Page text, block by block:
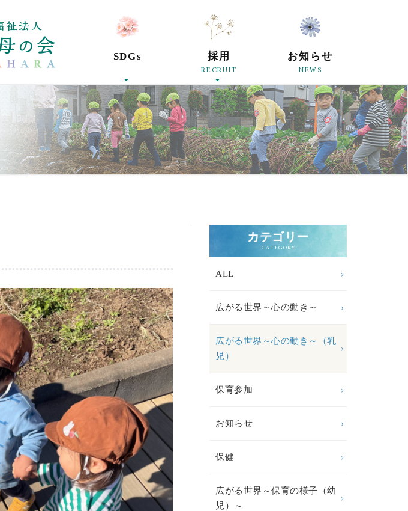
社会福祉法人砂原母の会
SDGs 採用
RECRUIT
お知らせ
NEWS
カテゴリー
CATEGORY
ALL
広がる世界～心の動き～
広がる世界～心の動き～（乳
児）
保育参加
お知らせ
保健
広がる世界～保育の様子（幼
児）～